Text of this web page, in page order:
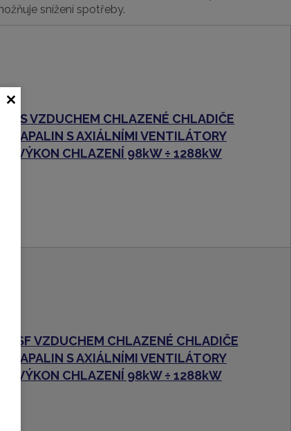
snížení spotřeby.
SBSVZDUCHEM CHLAZENÉ CHLADIČE
KAPALIN S AXIÁLNÍMI VENTILÁTORY
VÝKON CHLAZENÍ 98kW ÷ 1288kW
SBSFVZDUCHEM CHLAZENÉ CHLADIČE
KAPALIN S AXIÁLNÍMI VENTILÁTORY
VÝKON CHLAZENÍ 98kW ÷ 1288kW